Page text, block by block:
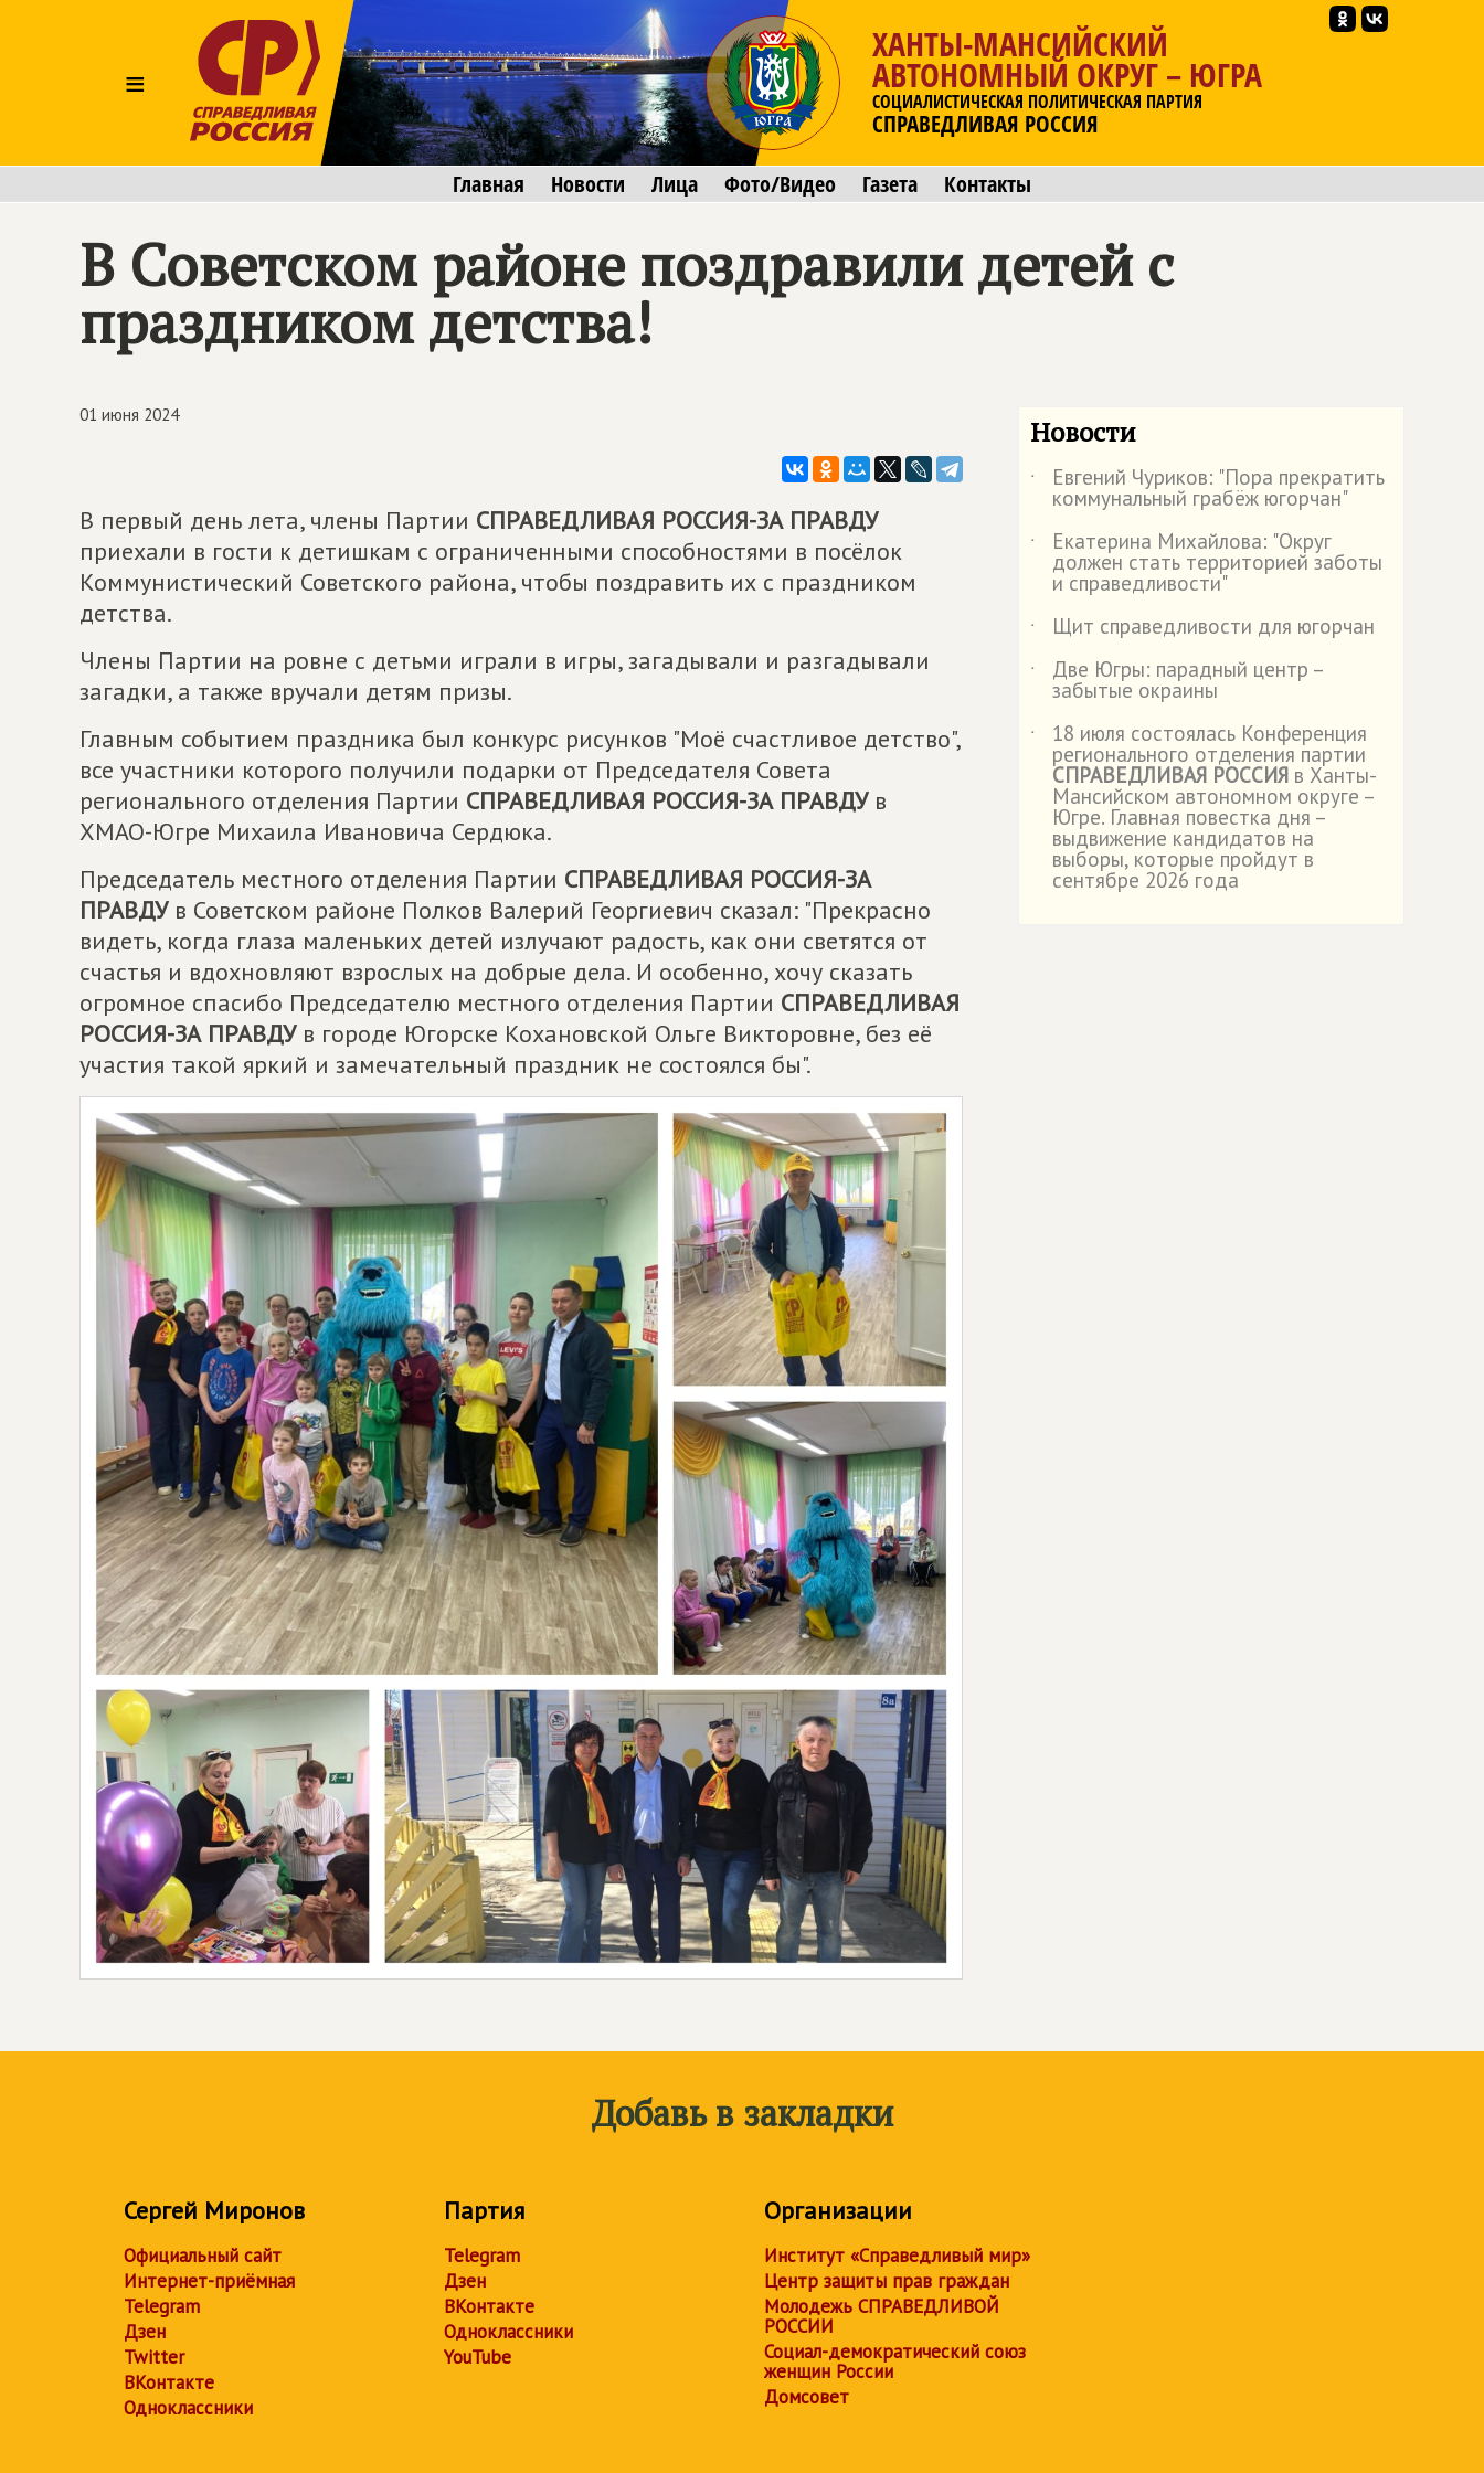
≡
ХАНТЫ-МАНСИЙСКИЙ
АВТОНОМНЫЙ ОКРУГ – ЮГРА
СОЦИАЛИСТИЧЕСКАЯ ПОЛИТИЧЕСКАЯ ПАРТИЯ
СПРАВЕДЛИВАЯ РОССИЯ
Главная Новости Лица Фото/Видео Газета Контакты
В Советском районе поздравили детей с
праздником детства!
01 июня 2024
В первый день лета, члены Партии СПРАВЕДЛИВАЯ РОССИЯ-ЗА ПРАВДУ
приехали в гости к детишкам с ограниченными способностями в посёлок
Коммунистический Советского района, чтобы поздравить их с праздником
детства.
Члены Партии на ровне с детьми играли в игры, загадывали и разгадывали
загадки, а также вручали детям призы.
Главным событием праздника был конкурс рисунков "Моё счастливое детство",
все участники которого получили подарки от Председателя Совета
регионального отделения Партии СПРАВЕДЛИВАЯ РОССИЯ-ЗА ПРАВДУв
ХМАО-Югре Михаила Ивановича Сердюка.
Председатель местного отделения Партии СПРАВЕДЛИВАЯ РОССИЯ-ЗА
ПРАВДУв Советском районе Полков Валерий Георгиевич сказал: "Прекрасно
видеть, когда глаза маленьких детей излучают радость, как они светятся от
счастья и вдохновляют взрослых на добрые дела. И особенно, хочу сказать
огромное спасибо Председателю местного отделения Партии СПРАВЕДЛИВАЯ
РОССИЯ-ЗА ПРАВДУв городе Югорске Кохановской Ольге Викторовне, без её
участия такой яркий и замечательный праздник не состоялся бы".
Новости
˙ Евгений Чуриков: "Пора прекратить
коммунальный грабёж югорчан"
˙
Екатерина Михайлова: "Округ
должен стать территорией заботы
и справедливости"
˙
Щит справедливости для югорчан
˙
Две Югры: парадный центр –
забытые окраины
˙
18 июля состоялась Конференция
регионального отделения партии
СПРАВЕДЛИВАЯ РОССИЯ в Ханты-
Мансийском автономном округе –
Югре. Главная повестка дня –
выдвижение кандидатов на
выборы, которые пройдут в
сентябре 2026 года
Добавь в закладки
Сергей Миронов
Официальный сайт
Интернет-приёмная
Telegram
Дзен
Twitter
ВКонтакте
Одноклассники
Партия
Telegram
Дзен
ВКонтакте
Одноклассники
YouTube
Организации
Институт «Справедливый мир»
Центр защиты прав граждан
Молодежь СПРАВЕДЛИВОЙ
РОССИИ
Социал-демократический союз
женщин России
Домсовет